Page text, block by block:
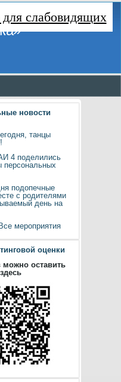
слабовидящих
новости
танцы
4 поделились
персональных
подопечные
с родителями
день на
Все мероприятия
оценки
оставить
здесь